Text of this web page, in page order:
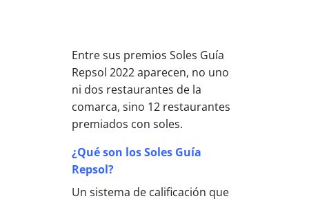
Entre sus premios Soles Guía
Repsol 2022 aparecen, no uno
ni dos restaurantes de la
comarca, sino 12 restaurantes
premiados con soles.
¿Qué son los Soles Guía
Repsol?
Un sistema de calificación que